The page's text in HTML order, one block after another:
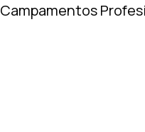
Campamentos